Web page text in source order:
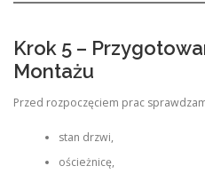
Krok 5 –
Montażu
Przed rozpoczęciem prac
stan drzwi,
ościeżnicę,